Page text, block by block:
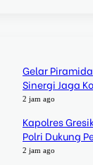
Gelar
Sinergi Jaga
2 jam ago
Kapolres
Polri Dukung
2 jam ago